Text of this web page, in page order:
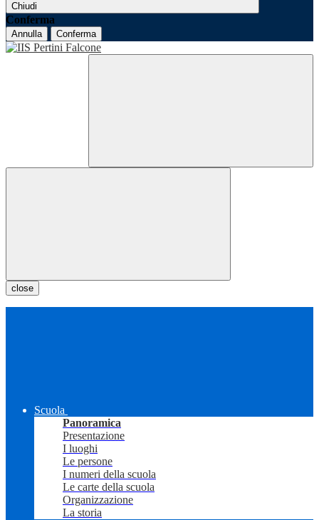
Chiudi
Conferma
Annulla Conferma
close
Scuola
Panoramica
Presentazione
I luoghi
Le persone
I numeri della scuola
Le carte della scuola
Organizzazione
La storia